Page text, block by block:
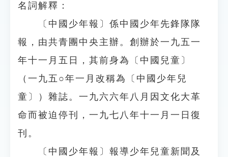
名詞解釋：
〔中國少年報〕係中國少年先鋒隊隊
報，由共青團中央主辦。創辦於一九五一
年十一月五日，其前身為〔中國兒童〕
（一九五○年一月改稱為〔中國少年兒
童〕）雜誌。一九六六年八月因文化大革
命而被迫停刊，一九七八年十一月一日復
刊。
〔中國少年報〕報導少年兒童新聞及